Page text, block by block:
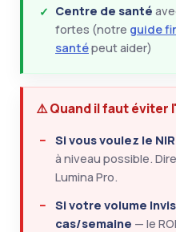
Centre de santé
fortes (notre guide
santépeut aider)
⚠️ Quand il faut éviter
Si vous voulez le
à niveau possible.
Lumina Pro.
Si votre volume
cas/semaine — le